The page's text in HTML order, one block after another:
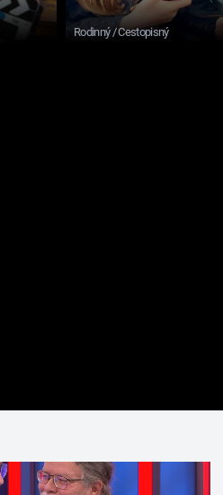
Rodinný / Cestopisný